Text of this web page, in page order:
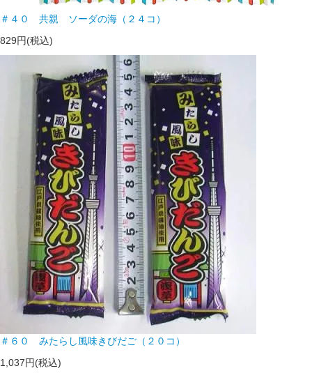
＃４０ 共親 ソーダの海（２４コ）
829円(税込)
＃６０ みたらし風味きびだご（２０コ）
1,037円(税込)